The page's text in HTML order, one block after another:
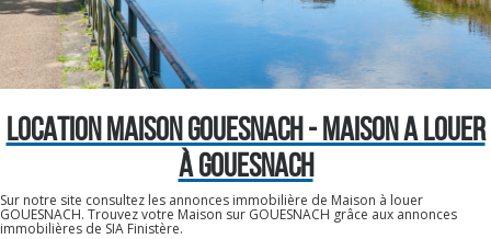
LOCATION MAISON GOUESNACH - MAISON A LOUER
À GOUESNACH
Sur notre site consultez les annonces immobilière de Maison à louer
GOUESNACH. Trouvez votre Maison sur GOUESNACH grâce aux annonces
immobilières de SIA Finistère.